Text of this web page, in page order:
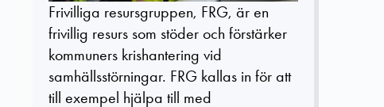
Frivilliga resursgruppen, FRG, är en
frivillig resurs som stöder och förstärker
kommuners krishantering vid
samhällsstörningar. FRG kallas in för att
till exempel hjälpa till med